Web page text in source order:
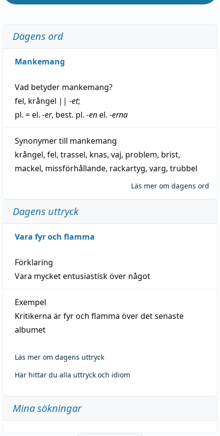
Dagens ord
Mankemang
Vad betyder mankemang?
fel, krångel || -et;
pl. = el. -er, best. pl. -enel. -erna
Synonymer till mankemang
krångel, fel, trassel, knas, vaj, problem, brist,
mackel, missförhållande, rackartyg, varg, trubbel
Läs mer om dagens ord
Dagens uttryck
Vara fyr och flamma
Förklaring
Vara mycket entusiastisk över något
Exempel
Kritikerna är fyr och flamma över det senaste
albumet
Läs mer om dagens uttryck
Här hittar du alla uttryck och idiom
Mina sökningar